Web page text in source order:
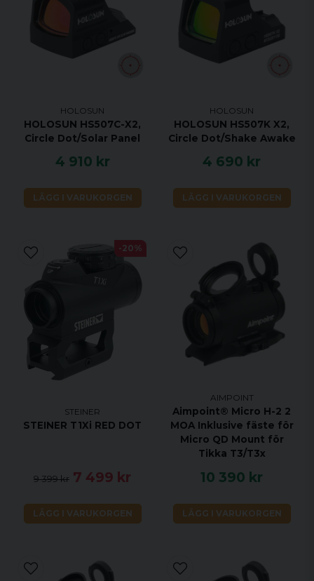
HOLOSUN
HOLOSUN HS507C-X2,
Circle Dot/Solar Panel
4 910 kr
LÄGG I VARUKORGEN
HOLOSUN
HOLOSUN HS507K X2,
Circle Dot/Shake Awake
4 690 kr
LÄGG I VARUKORGEN
STEINER
STEINER T1Xi RED DOT
9 399 kr 7 499 kr
LÄGG I VARUKORGEN
-20%
AIMPOINT
Aimpoint® Micro H-2 2
MOA Inklusive fäste för
Micro QD Mount för
Tikka T3/T3x
10 390 kr
LÄGG I VARUKORGEN